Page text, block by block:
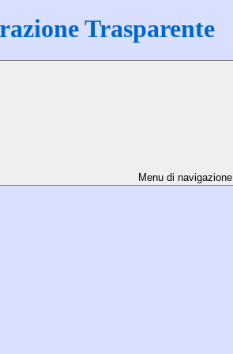
Trasparente
Menu di navigazione